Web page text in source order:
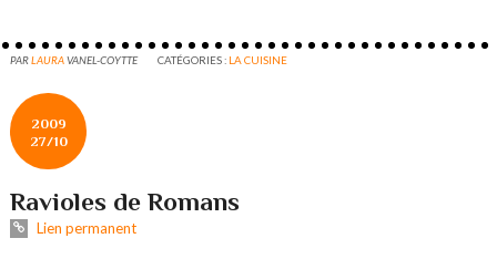
PARLAURAVANEL-COYTTE CATÉGORIES : LA CUISINE
2009
27/10
Ravioles de Romans
Lien permanent